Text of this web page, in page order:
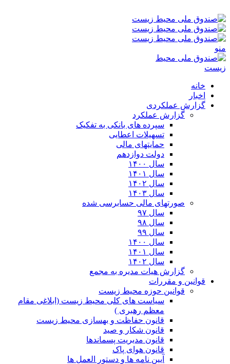
منو
خانه
اخبار
گزارش عملکردی
گزارش عملکرد
سپرده های بانکی به تفکیک
تسهیلات اعطایی
حمایتهای مالی
دولت دوازدهم
سال ۱۴۰۰
سال ۱۴۰۱
سال ۱۴۰۲
سال ۱۴۰۳
صورتهای مالی حسابرسی شده
سال ۹۷
سال ۹۸
سال ۹۹
سال ۱۴۰۰
سال ۱۴۰۱
سال ۱۴۰۲
گزارش هیات مدیره به مجمع
قوانین و مقررات
قوانین حوزه محیط زیست
ﺳﯿﺎﺳﺖ ﻫﺎی ﮐﻠﯽ ﻣﺤﯿﻂ زﯾﺴﺖ (ابلاغی مقام
معظم رهبری )
قانون حفاظت و بهسازی محیط زیست
قانون شکار و صید
قانون مدیریت پسماندها
قانون هوای پاک
آیین نامه ها و دستور العمل ها